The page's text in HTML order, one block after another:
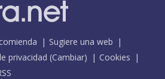
Sugiere una web
privacidad (Cambiar)
Cookies